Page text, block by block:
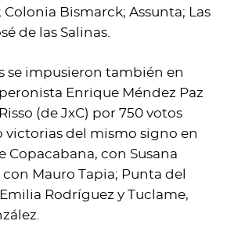
Bismarck; Assunta; Las
de las Salinas.
se impusieron también en
Enrique Méndez Paz
(de JxC) por 750 votos
victorias del mismo signo en
Copacabana, con Susana
con Mauro Tapia; Punta del
Rodríguez y Tuclame,